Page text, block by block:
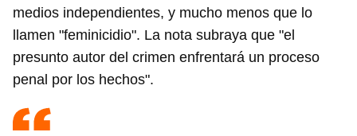
medios independientes, y mucho menos que lo
llamen "feminicidio". La nota subraya que "el
presunto autor del crimen enfrentará un proceso
penal por los hechos".